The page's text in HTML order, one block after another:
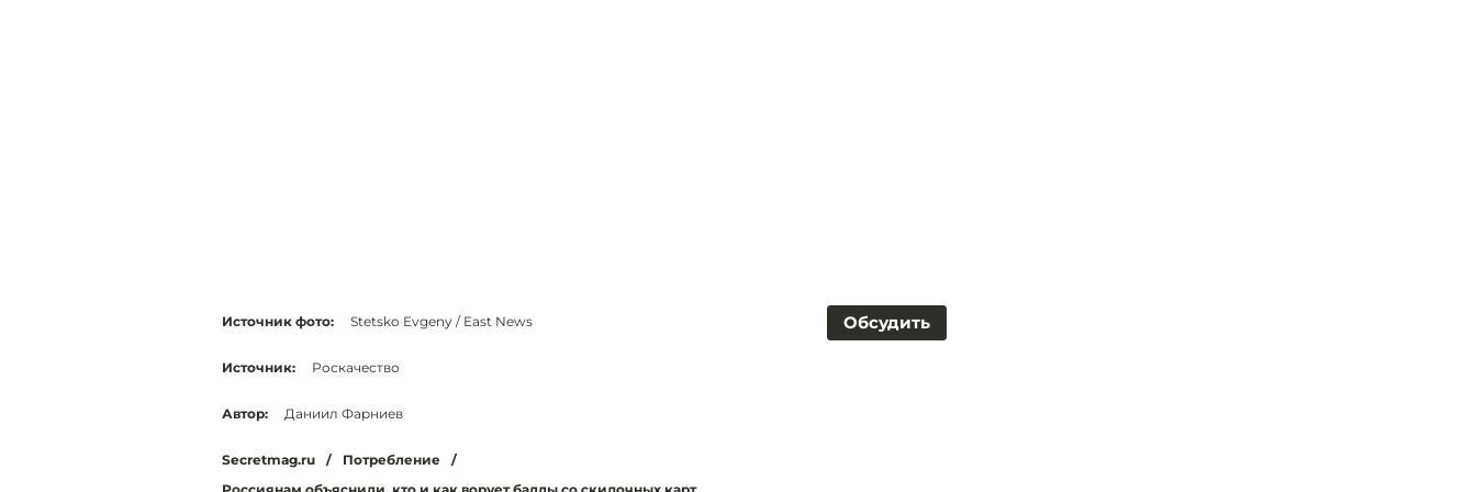
Обсудить
Источник фото: Stetsko Evgeny / East News
Источник: Роскачество
Автор: Даниил Фарниев
Secretmag.ru / Потребление
/